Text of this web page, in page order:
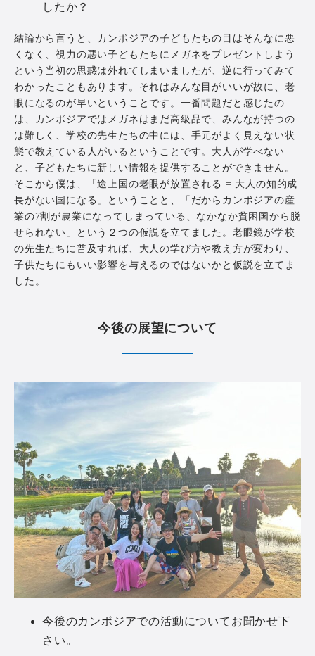
したか？
結論から言うと、カンボジアの子どもたちの目はそんなに悪
くなく、視力の悪い子どもたちにメガネをプレゼントしよう
という当初の思惑は外れてしまいましたが、逆に行ってみて
わかったこともあります。それはみんな目がいいが故に、老
眼になるのが早いということです。一番問題だと感じたの
は、カンボジアではメガネはまだ高級品で、みんなが持つの
は難しく、学校の先生たちの中には、手元がよく見えない状
態で教えている人がいるということです。大人が学べない
と、子どもたちに新しい情報を提供することができません。
そこから僕は、「途上国の老眼が放置される = 大人の知的成
長がない国になる」ということと、「だからカンボジアの産
業の7割が農業になってしまっている、なかなか貧困国から脱
せられない」という２つの仮説を立てました。老眼鏡が学校
の先生たちに普及すれば、大人の学び方や教え方が変わり、
子供たちにもいい影響を与えるのではないかと仮説を立てま
した。
今後の展望について
今後のカンボジアでの活動についてお聞かせ下
さい。